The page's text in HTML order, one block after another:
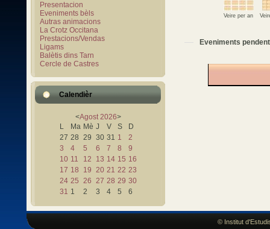
Presentacion
Eveniments bèls
Autras animacions
La Crotz Occitana
Prestacions/Vendas
Ligams
Balètis dins Tarn
Cercle de Castres
Calendièr
<Agost 2026>
L
Ma Mè J V S
D
27 28 29 30 31 1
2
3
4 5 6 7 8
9
10 11 12 13 14 15 16
17 18 19 20 21 22 23
24 25 26 27 28 29 30
31 1 2 3 4 5 6
Veire per an
Eveniments pendent
© Institut